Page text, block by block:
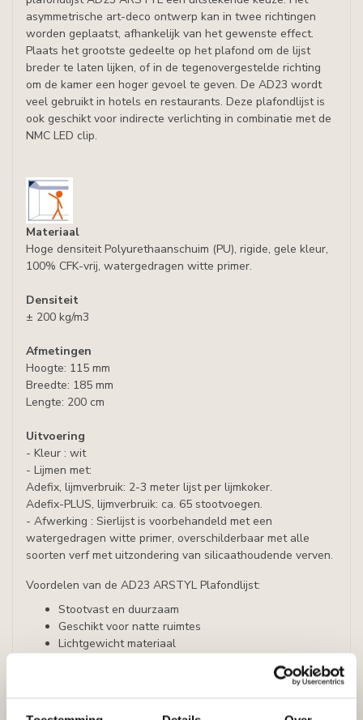
asymmetrische art-deco ontwerp kan in twee richtingen
worden geplaatst, afhankelijk van het gewenste effect.
Plaats het grootste gedeelte op het plafond om de lijst
breder te laten lijken, of in de tegenovergestelde richting
om de kamer een hoger gevoel te geven. De AD23 wordt
veel gebruikt in hotels en restaurants. Deze plafondlijst is
ook geschikt voor indirecte verlichting in combinatie met de
NMC LED clip.
Materiaal
Hoge densiteit Polyurethaanschuim (PU), rigide, gele kleur,
100% CFK-vrij, watergedragen witte primer.
Densiteit
± 200 kg/m3
Afmetingen
Hoogte: 115 mm
Breedte: 185 mm
Lengte: 200 cm
Uitvoering
- Kleur : wit
- Lijmen met:
Adefix, lijmverbruik: 2-3 meter lijst per lijmkoker.
Adefix-PLUS, lijmverbruik: ca. 65 stootvoegen.
- Afwerking : Sierlijst is voorbehandeld met een
watergedragen witte primer, overschilderbaar met alle
soorten verf met uitzondering van silicaathoudende verven.
Voordelen van de AD23 ARSTYL Plafondlijst:
Stootvast en duurzaam
Geschikt voor natte ruimtes
Lichtgewicht materiaal
Combineerbaar met LED-clip voor indirecte verlichting